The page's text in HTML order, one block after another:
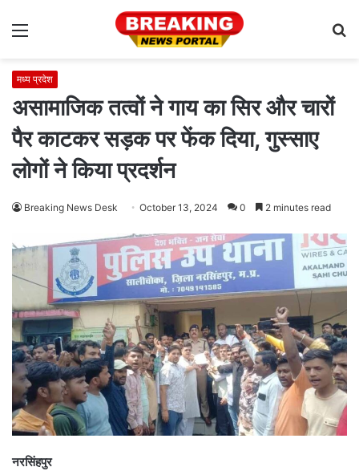
Menu
मध्य प्रदेश
असामाजिक तत्वों ने गाय का सिर और चारों
पैर काटकर सड़क पर फेंक दिया, गुस्साए
लोगों ने किया प्रदर्शन
Breaking News Desk October 13, 2024 0 2 minutes read
नरसिंहपुर